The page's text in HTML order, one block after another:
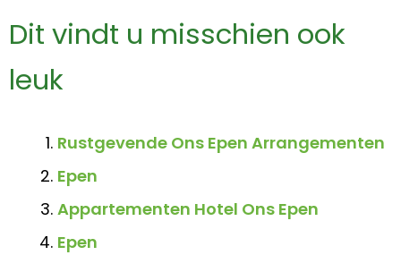
Dit vindt u misschien ook
leuk
Rustgevende Ons Epen Arrangementen
Epen
Appartementen Hotel Ons Epen
Epen